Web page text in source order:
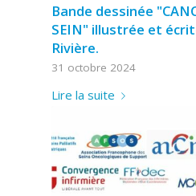
Bande dessinée
SEIN" illustrée et
Rivière.
31 octobre 2024
Lire la suite